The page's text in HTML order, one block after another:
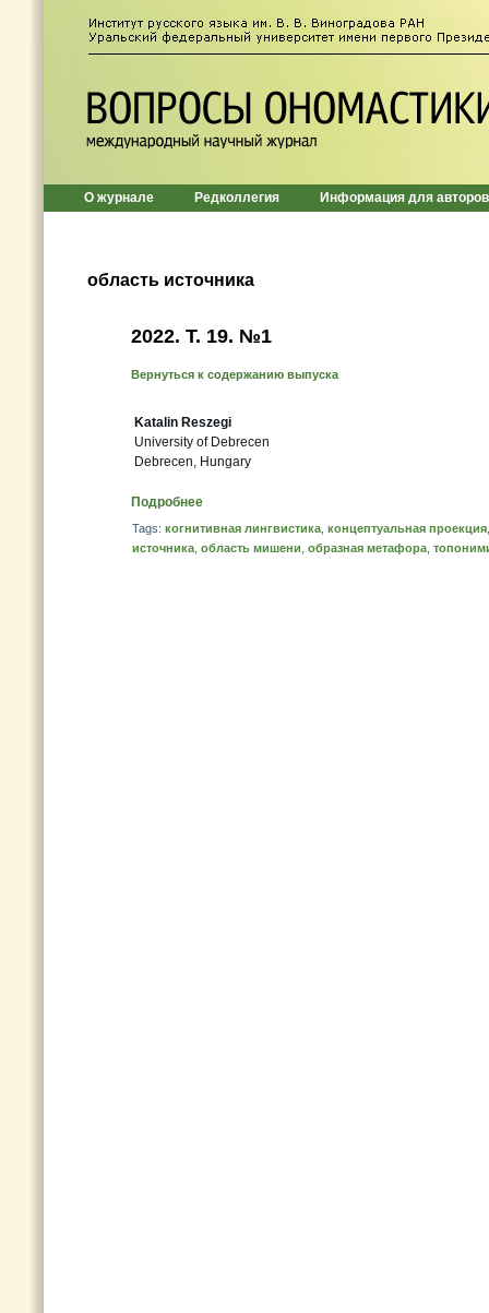
О журнале Редколлегия Информация для авторов
область источника
2022. Т. 19. №1
Вернуться к содержанию выпуска
Katalin Reszegi
University of Debrecen
Debrecen, Hungary
Подробнее
Tags: когнитивная лингвистика концептуальная проекция
источника область мишени образная метафора